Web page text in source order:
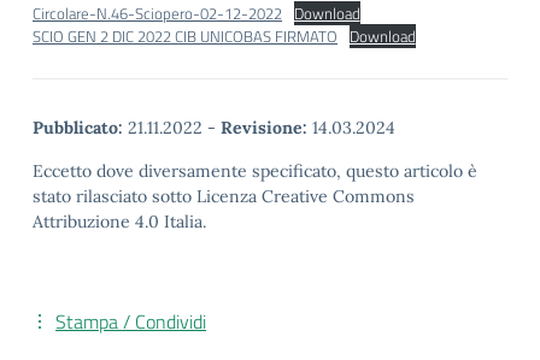
Circolare-N.46-Sciopero-02-12-2022 Download
SCIO GEN 2 DIC 2022 CIB UNICOBAS FIRMATO Download
Pubblicato: 21.11.2022 - Revisione: 14.03.2024
Eccetto dove diversamente specificato, questo articolo è
stato rilasciato sotto Licenza Creative Commons
Attribuzione 4.0 Italia.
Stampa / Condividi